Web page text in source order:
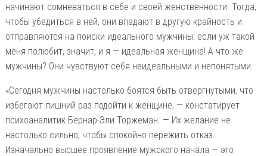
начинают сомневаться в себе и своей женственности. Тогда,
чтобы убедиться в ней, они впадают в другую крайность и
отправляются на поиски идеального мужчины: если уж такой
меня полюбит, значит, и я — идеальная женщина! А что же
мужчины? Они чувствуют себя неидеальными и непонятыми.
«Сегодня мужчины настолько боятся быть отвергнутыми, что
избегают лишний раз подойти к женщине, — констатирует
психоаналитик Бернар-Эли Торжеман. — Их желание не
настолько сильно, чтобы спокойно пережить отказ.
Изначально высшее проявление мужского начала — это